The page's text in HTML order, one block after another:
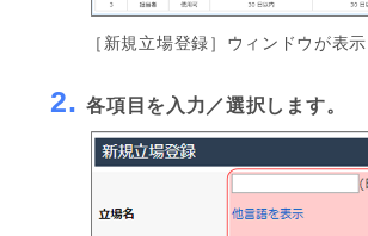
［新規立場登録］ウィンドウが表示
2.各項目を入力／選択します。